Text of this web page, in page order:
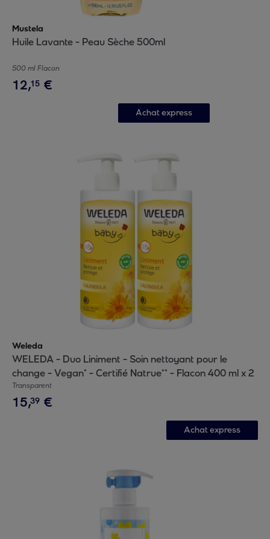
Mustela
Huile Lavante - Peau Sèche 500ml
500 ml Flacon
12,15 €
Achat express
Weleda
WELEDA - Duo Liniment - Soin nettoyant pour le
change - Vegan* - Certifié Natrue** - Flacon 400 ml x 2
Transparent
15,39 €
Achat express